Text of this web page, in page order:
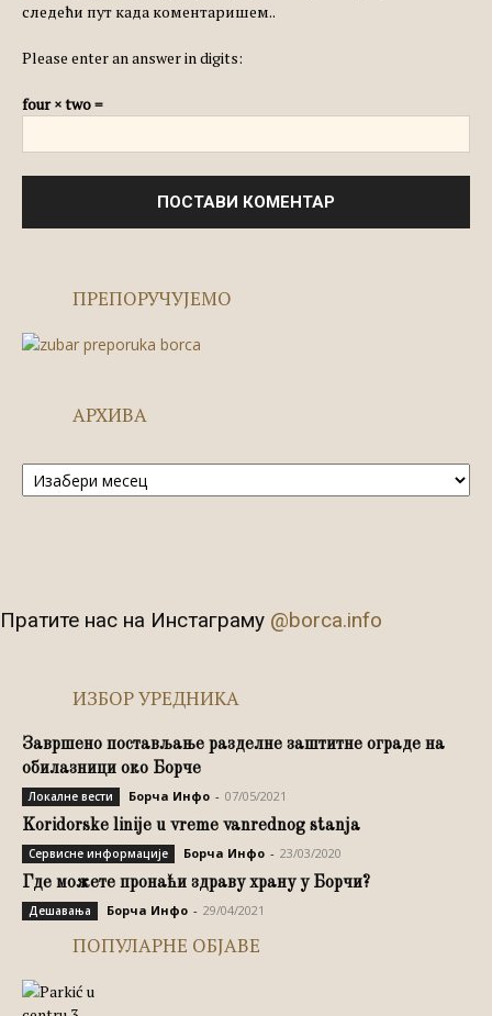
следећи пут када коментаришем..
Please enter an answer in digits:
four × two =
ПРЕПОРУЧУЈЕМО
АРХИВА
Архива
Пратите нас на Инстаграму @borca.info
ИЗБОР УРЕДНИКА
Завршено постављање разделне заштитне ограде на
обилазници око Борче
Локалне вести Борча Инфо - 07/05/2021
Koridorske linije u vreme vanrednog stanja
Сервисне информације Борча Инфо - 23/03/2020
Где можете пронаћи здраву храну у Борчи?
Дешавања Борча Инфо - 29/04/2021
ПОПУЛАРНЕ ОБЈАВЕ